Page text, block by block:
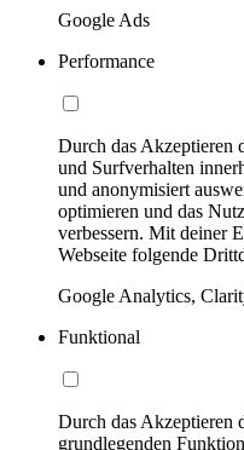
Google Ads
Performance
Durch das Akzeptieren
und Surfverhalten
und anonymisiert
optimieren und das
verbessern. Mit deiner
Webseite folgende
Google Analytics,
Funktional
Durch das Akzeptieren
grundlegenden